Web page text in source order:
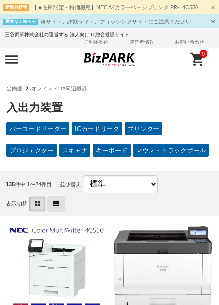
新製品情報 【★在庫限定・特価機種】NEC A4カラーページプリンタ PR-L4C550
重要なお知らせ 偽サイト、詐欺サイト、フィッシングサイトにご注意ください
三谷商事株式会社の運営する 法人向け IT総合通販サイト
ご利用案内
運営者情報 お問い合わせ
0
全商品 オフィス・DX周辺機器
入出力装置
バーコードリーダー ICカードリーダ プリンター
プロジェクター スキャナ キーボード マウス・トラックボール
135件中 1〜24件目 並び替え
表示切替